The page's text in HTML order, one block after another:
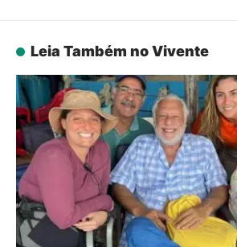
Leia Também no Vivente